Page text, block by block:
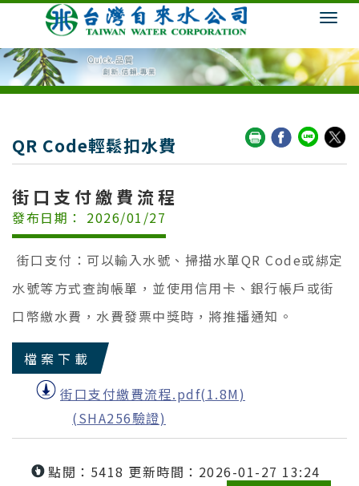
QR Code輕鬆扣水費
街口支付繳費流程
發布日期： 2026/01/27
街口支付：可以輸入水號、掃描水單QR Code或綁定
水號等方式查詢帳單，並使用信用卡、銀行帳戶或街
口幣繳水費，水費發票中獎時，將推播通知。
檔案下載
街口支付繳費流程.pdf(1.8M)
(SHA256驗證)
點閱：5418 更新時間：2026-01-27 13:24